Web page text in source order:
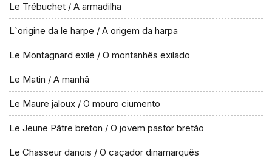
Le Trébuchet / A armadilha
L`origine da le harpe / A origem da harpa
Le Montagnard exilé / O montanhês exilado
Le Matin / A manhã
Le Maure jaloux / O mouro ciumento
Le Jeune Pâtre breton / O jovem pastor bretão
Le Chasseur danois / O caçador dinamarquês